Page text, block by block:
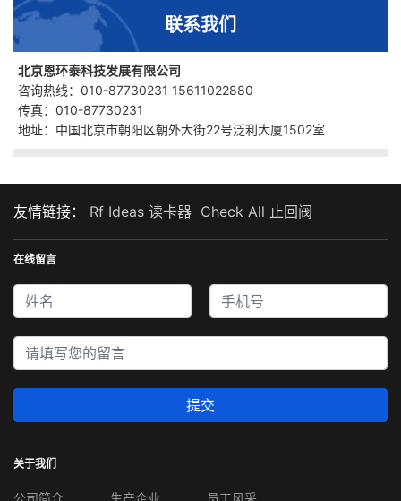
联系我们
北京恩环泰科技发展有限公司
咨询热线：010-87730231 15611022880
传真：010-87730231
地址：中国北京市朝阳区朝外大街22号泛利大厦1502室
友情链接： Rf Ideas 读卡器 Check All 止回阀
在线留言
提交
关于我们
公司简介 生产企业 员工风采